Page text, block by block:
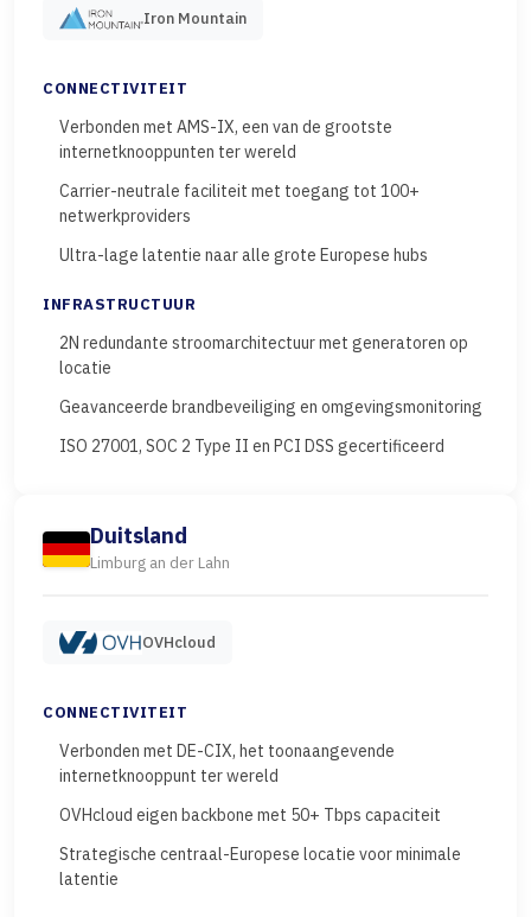
Iron Mountain
CONNECTIVITEIT
Verbonden met AMS-IX, een van de grootste
internetknooppunten ter wereld
Carrier-neutrale faciliteit met toegang tot 100+
netwerkproviders
Ultra-lage latentie naar alle grote Europese hubs
INFRASTRUCTUUR
2N redundante stroomarchitectuur met generatoren op
locatie
Geavanceerde brandbeveiliging en omgevingsmonitoring
ISO 27001, SOC 2 Type II en PCI DSS gecertificeerd
Duitsland
Limburg an der Lahn
OVHcloud
CONNECTIVITEIT
Verbonden met DE-CIX, het toonaangevende
internetknooppunt ter wereld
OVHcloud eigen backbone met 50+ Tbps capaciteit
Strategische centraal-Europese locatie voor minimale
latentie